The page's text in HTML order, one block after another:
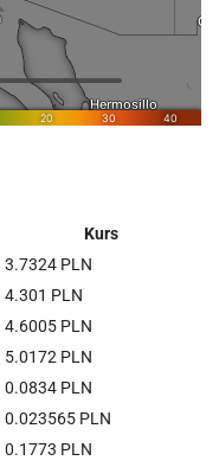
Kurs
3.7324 PLN
4.301 PLN
4.6005 PLN
5.0172 PLN
0.0834 PLN
0.023565 PLN
0.1773 PLN